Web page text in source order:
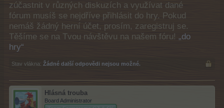
zúčastnit v různých diskuzích a využívat dané
fórum musíš se nejdříve přihlásit do hry. Pokud
nemáš žádný herní účet, prosím, zaregistruj se.
Těšíme se na Tvou návštěvu na našem fóru! „do
hry“
Stav vlákna: Žádné další odpovědi nejsou možné.
Hlásná trouba
Board Administrator